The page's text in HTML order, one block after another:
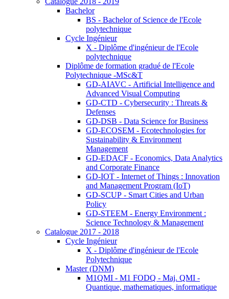
Bachelor
BS - Bachelor of Science de l'Ecole
polytechnique
Cycle Ingénieur
X - Diplôme d'ingénieur de l'Ecole
polytechnique
Diplôme de formation gradué de l'Ecole
Polytechnique -MSc&T
GD-AIAVC - Artificial Intelligence and
Advanced Visual Computing
GD-CTD - Cybersecurity : Threats &
Defenses
GD-DSB - Data Science for Business
GD-ECOSEM - Ecotechnologies for
Sustainability & Environment
Management
GD-EDACF - Economics, Data Analytics
and Corporate Finance
GD-IOT - Internet of Things : Innovation
and Management Program (IoT)
GD-SCUP - Smart Cities and Urban
Policy
GD-STEEM - Energy Environment :
Science Technology & Management
Catalogue 2017 - 2018
Cycle Ingénieur
X - Diplôme d'ingénieur de l'Ecole
Polytechnique
Master (DNM)
M1QMI - M1 FODQ - Maj. QMI -
Quantique, mathematiques, informatique